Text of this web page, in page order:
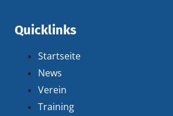
Quicklinks
Startseite
News
Verein
Training